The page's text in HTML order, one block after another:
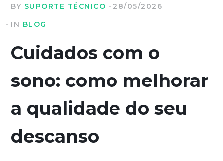
BY SUPORTE TÉCNICO
28/05/2026
IN BLOG
Cuidados com o
sono: como melhorar
a qualidade do seu
descanso